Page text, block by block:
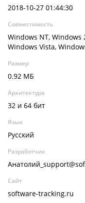
2018-10-27 01:44:30
Совместимость
Windows NT, Windows
Windows Vista,
Размер
0.92 МБ
Архитектура
32 и 64 бит
Язык
Русский
Разработчик
Сайт
software-tracking.ru